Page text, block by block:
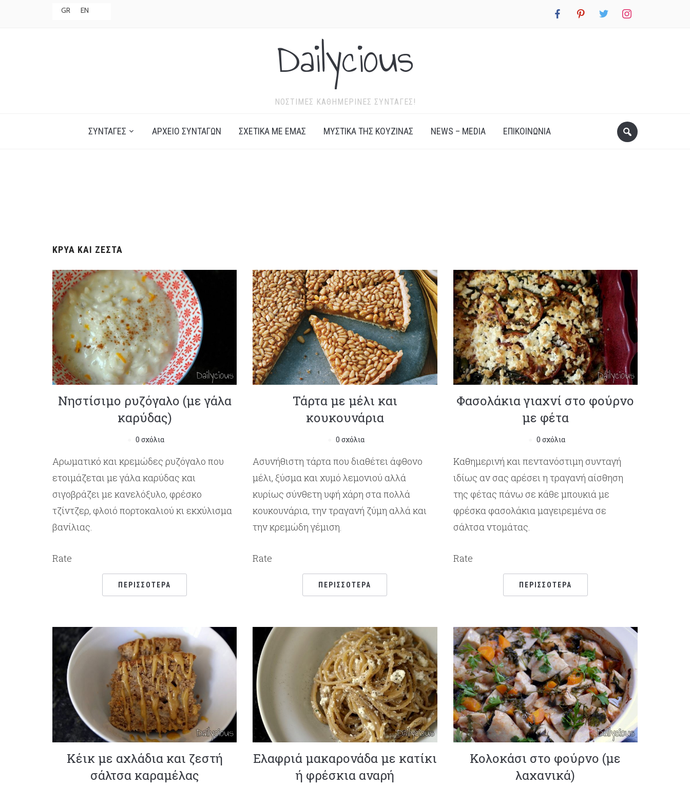
facebook pinterest twitter instagram
GR EN
Dailycious
ΝΌΣΤΙΜΕΣ ΚΑΘΗΜΕΡΙΝΈΣ ΣΥΝΤΑΓΈΣ!
ΣΥΝΤΑΓΈΣ ΑΡΧΕΊΟ ΣΥΝΤΑΓΏΝ ΣΧΕΤΙΚΆ ΜΕ ΕΜΆΣ ΜΥΣΤΙΚΆ ΤΗΣ ΚΟΥΖΊΝΑΣ NEWS – MEDIA ΕΠΙΚΟΙΝΩΝΊΑ
ΚΡΎΑ ΚΑΙ ΖΕΣΤΆ
Νηστίσιμο ρυζόγαλο (με γάλα
καρύδας)
0 σχόλια
Αρωματικό και κρεμώδες ρυζόγαλο που
ετοιμάζεται με γάλα καρύδας και
σιγοβράζει με κανελόξυλο, φρέσκο
τζίντζερ, φλοιό πορτοκαλιού κι εκχύλισμα
βανίλιας.
Rate
ΠΕΡΙΣΣΌΤΕΡΑ
Τάρτα με μέλι και
κουκουνάρια
0 σχόλια
Ασυνήθιστη τάρτα που διαθέτει άφθονο
μέλι, ξύσμα και χυμό λεμονιού αλλά
κυρίως σύνθετη υφή χάρη στα πολλά
κουκουνάρια, την τραγανή ζύμη αλλά και
την κρεμώδη γέμιση.
Rate
ΠΕΡΙΣΣΌΤΕΡΑ
Φασολάκια γιαχνί στο φούρνο
με φέτα
0 σχόλια
Καθημερινή και πεντανόστιμη συνταγή
ιδίως αν σας αρέσει η τραγανή αίσθηση
της φέτας πάνω σε κάθε μπουκιά με
φρέσκα φασολάκια μαγειρεμένα σε
σάλτσα ντομάτας.
Rate
ΠΕΡΙΣΣΌΤΕΡΑ
Κέικ με αχλάδια και ζεστή
σάλτσα καραμέλας
Ελαφριά μακαρονάδα με κατίκι
ή φρέσκια αναρή
Κολοκάσι στο φούρνο (με
λαχανικά)